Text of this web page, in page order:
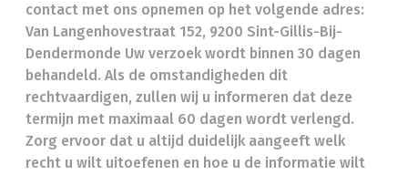
contact met ons opnemen op het volgende adres:
Van Langenhovestraat 152, 9200 Sint-Gillis-Bij-
Dendermonde Uw verzoek wordt binnen 30 dagen
behandeld. Als de omstandigheden dit
rechtvaardigen, zullen wij u informeren dat deze
termijn met maximaal 60 dagen wordt verlengd.
Zorg ervoor dat u altijd duidelijk aangeeft welk
recht u wilt uitoefenen en hoe u de informatie wilt